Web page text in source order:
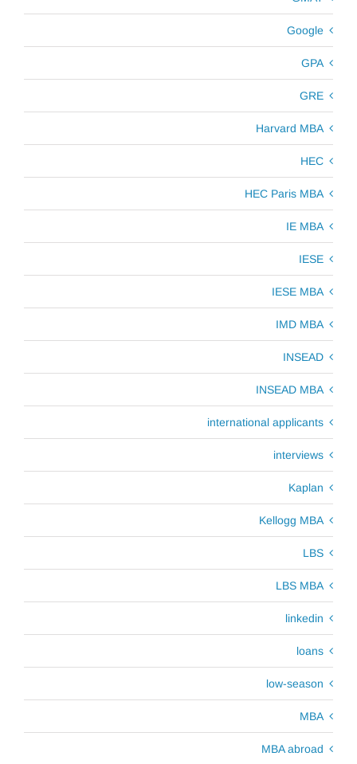
Google
GPA
GRE
Harvard MBA
HEC
HEC Paris MBA
IE MBA
IESE
IESE MBA
IMD MBA
INSEAD
INSEAD MBA
international applicants
interviews
Kaplan
Kellogg MBA
LBS
LBS MBA
linkedin
loans
low-season
MBA
MBA abroad